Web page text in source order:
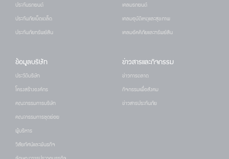
ประกันรถยนต์
ประกันภัยเบ็ดเตล็ด
ประกันภัยทรัพย์สิน
เคลมรถยนต์
เคลมอุบัติเหตุและสุขภาพ
เคลมอัคคีภัยและทรัพย์สิน
ข้อมูลบริษัท
ประวัติบริษัท
โครงสร้างองค์กร
คณะกรรมการบริษัท
คณะกรรมการชุดย่อย
ผู้บริหาร
วิสัยทัศน์และพันธกิจ
ข่าวสารและกิจกรรม
ข่าวการตลาด
กิจกรรมเพื่อสังคม
ข่าวสารประกันภัย